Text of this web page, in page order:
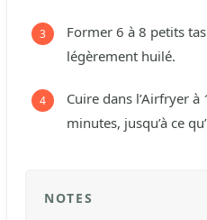
Former 6 à 8 petits
légèrement huilé.
Cuire dans l’Airfryer
minutes, jusqu’à ce
NOTES